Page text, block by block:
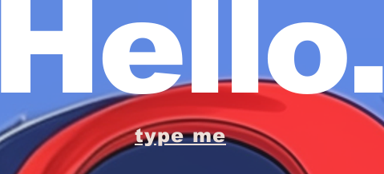
Hello.
type me